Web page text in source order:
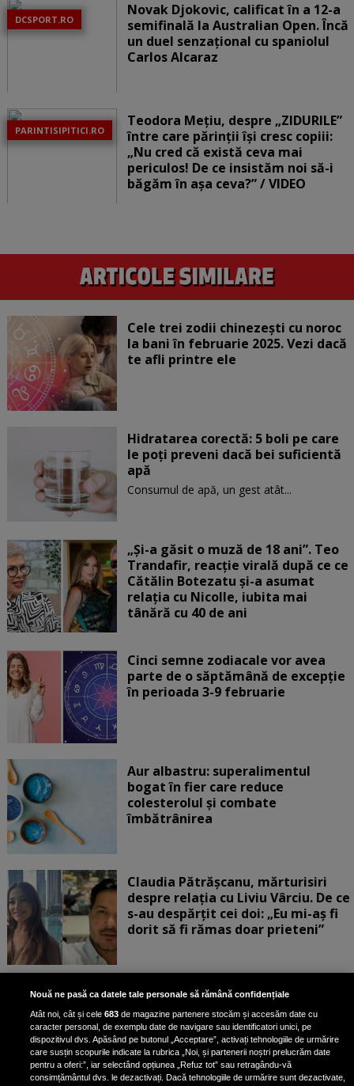
DCSPORT.RO
Novak Djokovic, calificat în a 12-a
semifinală la Australian Open. Încă
un duel senzațional cu spaniolul
Carlos Alcaraz
PARINTISIPITICI.RO
Teodora Mețiu, despre „ZIDURILE”
între care părinții își cresc copiii:
„Nu cred că există ceva mai
periculos! De ce insistăm noi să-i
băgăm în așa ceva?” / VIDEO
Cele trei zodii chinezești cu noroc
la bani în februarie 2025. Vezi dacă
te afli printre ele
Hidratarea corectă: 5 boli pe care
le poți preveni dacă bei suficientă
apă
Consumul de apă, un gest atât...
„Și-a găsit o muză de 18 ani”. Teo
Trandafir, reacție virală după ce ce
Cătălin Botezatu și-a asumat
relația cu Nicolle, iubita mai
tânără cu 40 de ani
Cinci semne zodiacale vor avea
parte de o săptămână de excepție
în perioada 3-9 februarie
Aur albastru: superalimentul
bogat în fier care reduce
colesterolul și combate
îmbătrânirea
Claudia Pătrășcanu, mărturisiri
despre relația cu Liviu Vârciu. De ce
s-au despărțit cei doi: „Eu mi-aș fi
dorit să fi rămas doar prieteni”
„Turbați când vedeți corpul ăsta”.
Rux a răbufnit după ce a fost
criticată că a pozat în costum de
baie, cu formele la vedere
Nouă ne pasă ca datele tale personale să rămână confidențiale
Atât noi, cât și cele683 de magazine partenere stocăm și accesăm date cu
caracter personal, de exemplu date de navigare sau identificatori unici, pe
dispozitivul dvs. Apăsând pe butonul „Acceptare”, activați tehnologiile de urmărire
care susțin scopurile indicate la rubrica „Noi, și partenerii noștri prelucrăm date
pentru a oferi:”, iar selectând opțiunea „Refuz tot” sau retragându-vă
consimțământul dvs. le dezactivați. Dacă tehnologiile de urmărire sunt dezactivate,